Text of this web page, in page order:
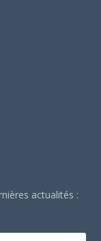
actualités :